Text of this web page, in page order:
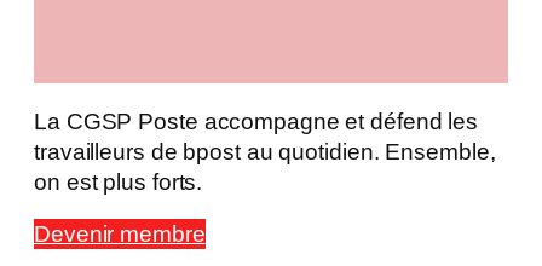
La CGSP Poste accompagne et défend les
travailleurs de bpost au quotidien. Ensemble,
on est plus forts.
Devenir membre